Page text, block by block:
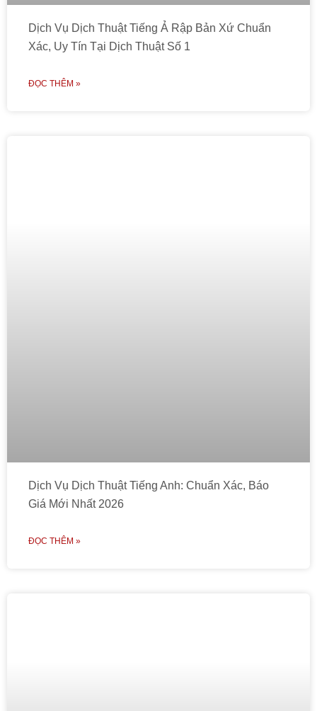
Dịch Vụ Dịch Thuật Tiếng Ả Rập Bản Xứ Chuẩn
Xác, Uy Tín Tại Dịch Thuật Số 1
ĐỌC THÊM »
Dịch Vụ Dịch Thuật Tiếng Anh: Chuẩn Xác, Báo
Giá Mới Nhất 2026
ĐỌC THÊM »